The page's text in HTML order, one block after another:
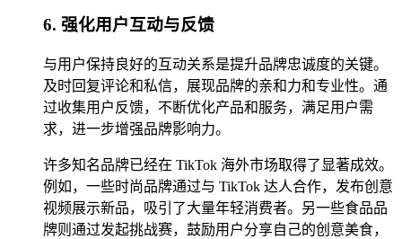
6. 强化用户互动与反馈
与用户保持良好的互动关系是提升品牌忠诚度的关键。
及时回复评论和私信，展现品牌的亲和力和专业性。通
过收集用户反馈，不断优化产品和服务，满足用户需
求，进一步增强品牌影响力。
许多知名品牌已经在 TikTok 海外市场取得了显著成效。
例如，一些时尚品牌通过与 TikTok 达人合作，发布创意
视频展示新品，吸引了大量年轻消费者。另一些食品品
牌则通过发起挑战赛，鼓励用户分享自己的创意美食，